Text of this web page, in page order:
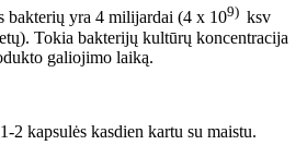
bakterių yra 4 milijardai (4 x 109) ksv
Tokia bakterijų kultūrų koncentracija
galiojimo laiką.
2 kapsulės kasdien kartu su maistu.